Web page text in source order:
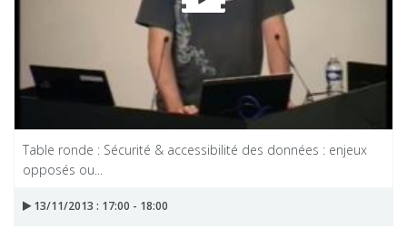
Table ronde : Sécurité & accessibilité des données : enjeux
opposés ou...
13/11/2013 : 17:00 - 18:00